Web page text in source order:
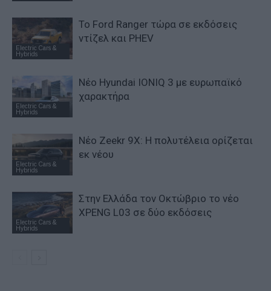
Electric Cars &
Hybrids
Το Ford Ranger τώρα σε εκδόσεις
ντίζελ και PHEV
Electric Cars &
Hybrids
Νέο Hyundai IONIQ 3 με ευρωπαϊκό
χαρακτήρα
Electric Cars &
Hybrids
Νέο Zeekr 9X: Η πολυτέλεια ορίζεται
εκ νέου
Electric Cars &
Hybrids
Στην Ελλάδα τον Οκτώβριο το νέο
XPENG L03 σε δύο εκδόσεις